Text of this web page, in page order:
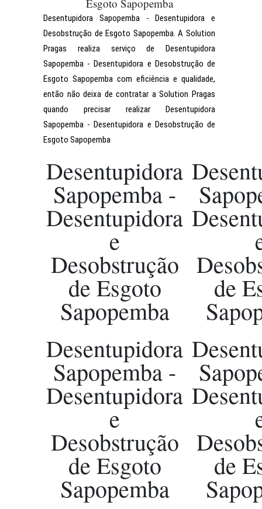
Esgoto Sapopemba
Desentupidora Sapopemba - Desentupidora e
Desobstrução de Esgoto Sapopemba. A Solution
Pragas realiza serviço de Desentupidora
Sapopemba - Desentupidora e Desobstrução de
Esgoto Sapopemba com eficiência e qualidade,
então não deixa de contratar a Solution Pragas
quando precisar realizar Desentupidora
Sapopemba - Desentupidora e Desobstrução de
Esgoto Sapopemba
Desentupidora
Sapopemba -
Desentupidora
e
Desobstrução
de Esgoto
Sapopemba
de
Desentupidora
Sapopemba -
Desentupidora
e
Desobstrução
de Esgoto
Sapopemba
de